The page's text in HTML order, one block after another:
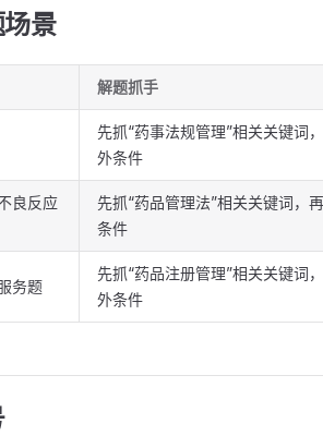
景
解题抓手
先抓“药事法规管理”相关关键词
外条件
良反应
先抓“药品管理法”相关关键词，
条件
务题
先抓“药品注册管理”相关关键词
外条件